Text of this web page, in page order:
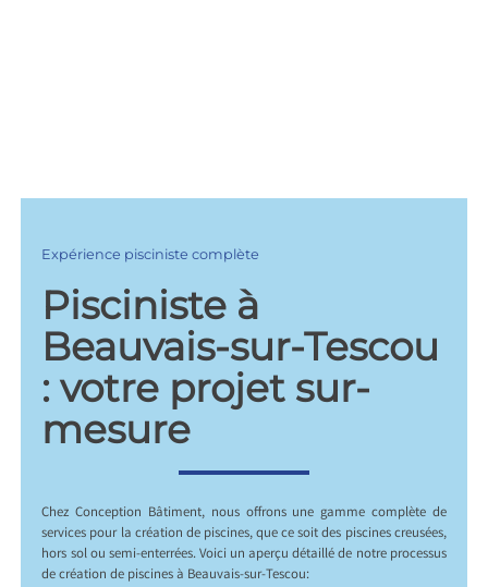
Expérience pisciniste complète
Pisciniste à
Beauvais-sur-Tescou
: votre projet sur-
mesure
Chez Conception Bâtiment, nous offrons une gamme complète de
services pour la création de piscines, que ce soit des piscines creusées,
hors sol ou semi-enterrées. Voici un aperçu détaillé de notre processus
de création de piscines à Beauvais-sur-Tescou: